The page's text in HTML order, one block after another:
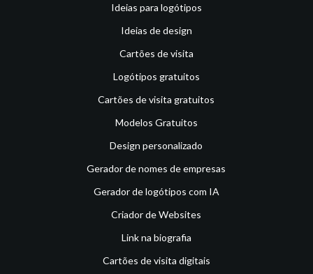
Ideias para logótipos
Ideias de design
Cartões de visita
Logótipos gratuitos
Cartões de visita gratuitos
Modelos Gratuitos
Design personalizado
Gerador de nomes de empresas
Gerador de logótipos com IA
Criador de Websites
Link na biografia
Cartões de visita digitais